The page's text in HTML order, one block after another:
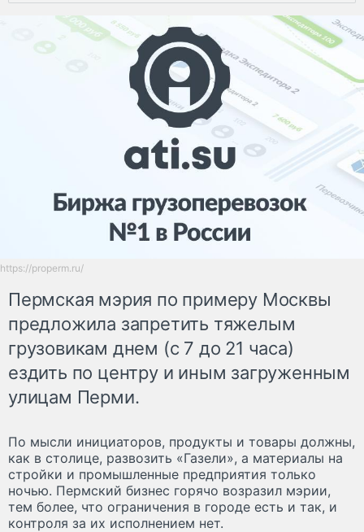
https://properm.ru/
Пермская мэрия по примеру Москвы
предложила запретить тяжелым
грузовикам днем (с 7 до 21 часа)
ездить по центру и иным загруженным
улицам Перми.
По мысли инициаторов, продукты и товары должны,
как в столице, развозить «Газели», а материалы на
стройки и промышленные предприятия только
ночью. Пермский бизнес горячо возразил мэрии,
тем более, что ограничения в городе есть и так, и
контроля за их исполнением нет.